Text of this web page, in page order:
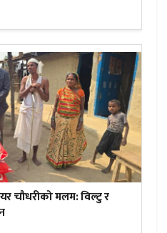
चौधरीको मलम: विल्टु र